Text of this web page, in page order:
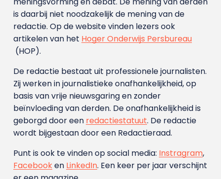
is daarbij niet noodzakelijk de mening van de
redactie. Op de website vinden lezers ook
artikelen van het Hoger Onderwijs Persbureau
(HOP).
De redactie bestaat uit professionele journalisten.
Zij werken in journalistieke onafhankelijkheid, op
basis van vrije nieuwsgaring en zonder
beïnvloeding van derden. De onafhankelijkheid is
geborgd door een redactiestatuut. De redactie
wordt bijgestaan door een Redactieraad.
Punt is ook te vinden op social media: Instragram,
Facebooken LinkedIn. Een keer per jaar verschijnt